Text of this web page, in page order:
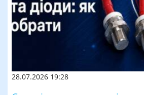
28.07.2026 19:28